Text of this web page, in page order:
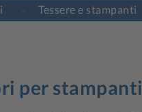
Tessere e stampanti
per stampanti